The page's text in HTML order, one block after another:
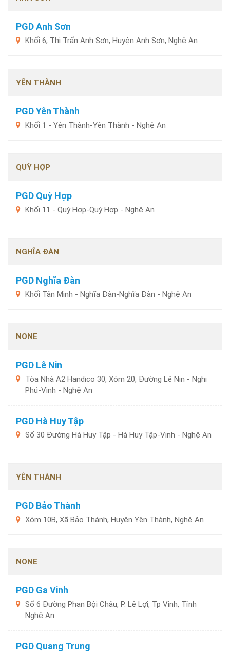
PGD Anh Sơn
Khối 6, Thị Trấn Anh Sơn, Huyện Anh Sơn, Nghệ An
YÊN THÀNH
PGD Yên Thành
Khối 1 - Yên Thành-Yên Thành - Nghệ An
QUỲ HỢP
PGD Quỳ Hợp
Khối 11 - Quỳ Hợp-Quỳ Hợp - Nghệ An
NGHĨA ĐÀN
PGD Nghĩa Đàn
Khối Tân Minh - Nghĩa Đàn-Nghĩa Đàn - Nghệ An
NONE
PGD Lê Nin
Tòa Nhà A2 Handico 30, Xóm 20, Đường Lê Nin - Nghi
Phú-Vinh - Nghệ An
PGD Hà Huy Tập
Số 30 Đường Hà Huy Tập - Hà Huy Tập-Vinh - Nghệ An
YÊN THÀNH
PGD Bảo Thành
Xóm 10B, Xã Bảo Thành, Huyện Yên Thành, Nghệ An
NONE
PGD Ga Vinh
Số 6 Đường Phan Bội Châu, P. Lê Lợi, Tp Vinh, Tỉnh
Nghệ An
PGD Quang Trung